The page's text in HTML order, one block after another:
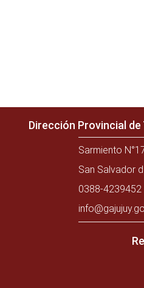
Dirección Provincial
Sarmiento
San Salvador
0388-